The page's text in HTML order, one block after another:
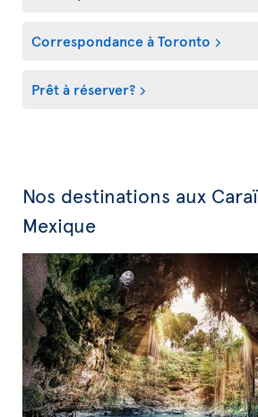
Correspondance à Toronto
Prêt à réserver?
Nos destinations aux
Mexique